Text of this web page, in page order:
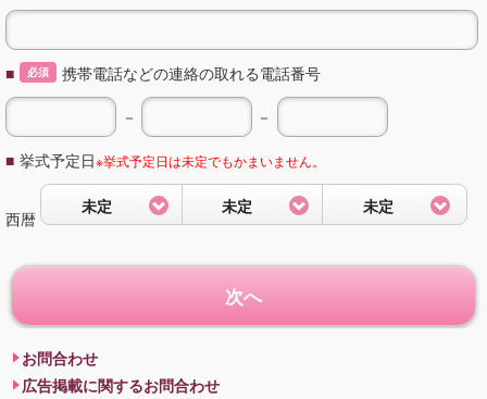
■ 必須 携帯電話などの連絡の取れる電話番号
－ －
■ 挙式予定日※挙式予定日は未定でもかまいません。
西暦
未定 未定 未定
次へ
お問合わせ
広告掲載に関するお問合わせ